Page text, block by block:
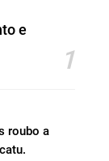
e
1
roubo a